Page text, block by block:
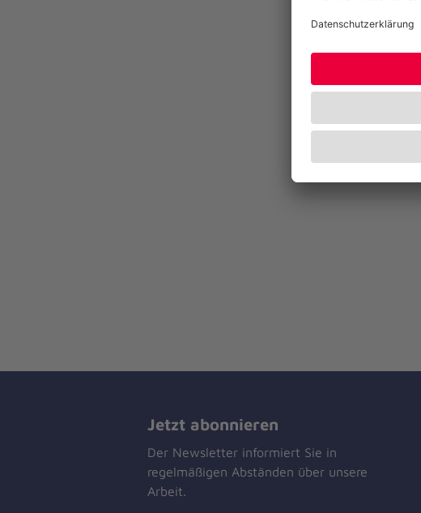
Jetzt abonnieren
Der Newsletter informiert Sie in
regelmäßigen Abständen über unsere
Arbeit.